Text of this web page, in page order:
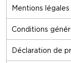
Mentions légales
Conditions
Déclaration de